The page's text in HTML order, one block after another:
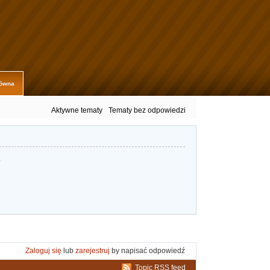
Aktywne tematy Tematy bez odpowiedzi
Zaloguj się lub zarejestruj by napisać odpowiedź
Topic RSS feed